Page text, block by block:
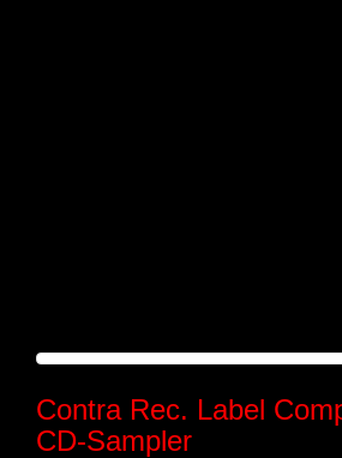
Contra Rec. Label
CD-Sampler